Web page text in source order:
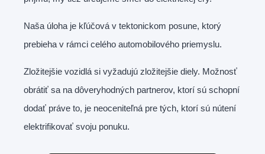
Naša úloha je kľúčová v tektonickom posune, ktorý
prebieha v rámci celého automobilového priemyslu.
Zložitejšie vozidlá si vyžadujú zložitejšie diely. Možnosť
obrátiť sa na dôveryhodných partnerov, ktorí sú schopní
dodať práve to, je neoceniteľná pre tých, ktorí sú nútení
elektrifikovať svoju ponuku.